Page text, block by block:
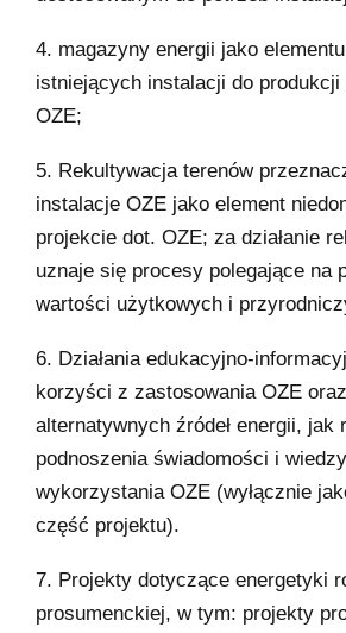
4. magazyny energii jako
istniejących instalacji do produkcji
OZE;
5. Rekultywacja terenów
instalacje OZE jako element
projekcie dot. OZE; za działanie
uznaje się procesy polegające na
wartości użytkowych i
6. Działania edukacyjno-
korzyści z zastosowania OZE
alternatywnych źródeł energii, jak
podnoszenia świadomości i
wykorzystania OZE (wyłącznie
część projektu).
7. Projekty dotyczące energetyki
prosumenckiej, w tym: projekty